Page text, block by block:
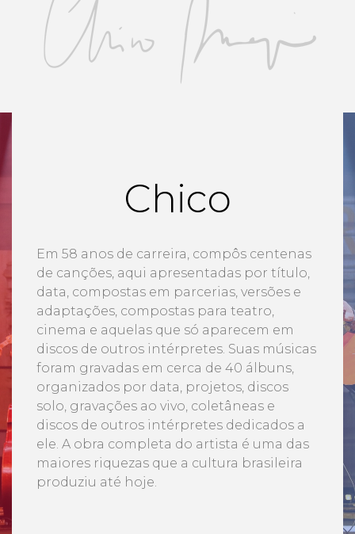
Chico
Em 58 anos de carreira, compôs centenas
de canções, aqui apresentadas por título,
data, compostas em parcerias, versões e
adaptações, compostas para teatro,
cinema e aquelas que só aparecem em
discos de outros intérpretes. Suas músicas
foram gravadas em cerca de 40 álbuns,
organizados por data, projetos, discos
solo, gravações ao vivo, coletâneas e
discos de outros intérpretes dedicados a
ele. A obra completa do artista é uma das
maiores riquezas que a cultura brasileira
produziu até hoje.